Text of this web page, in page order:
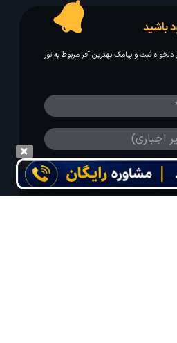
باشید
ثبت و پیامک بهترین آفر مربوط به تور